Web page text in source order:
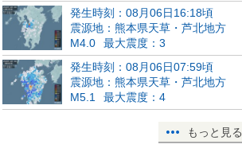
発生時刻：08月06日16:18頃
震源地：熊本県天草・芦北地方
M4.0
最大震度：3
発生時刻：08月06日07:59頃
震源地：熊本県天草・芦北地方
M5.1
最大震度：4
もっと見る